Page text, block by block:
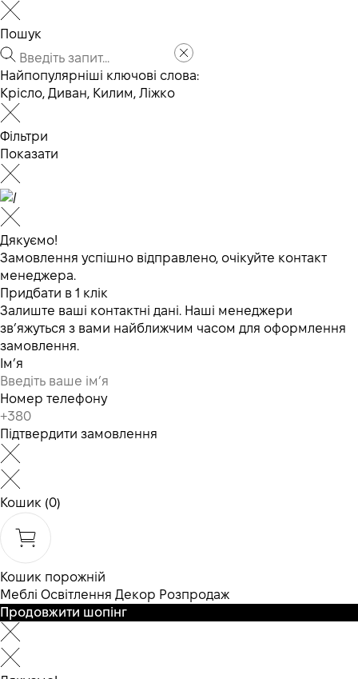
Пошук
Найпопулярніші ключові слова:
Крісло, Диван, Килим, Ліжко
Фільтри
Показати
Дякуємо!
Замовлення успішно відправлено, очікуйте контакт
менеджера.
Придбати в 1 клік
Залиште ваші контактні дані. Наші менеджери
зв’яжуться з вами найближчим часом для оформлення
замовлення.
Ім’я
Номер телефону
Підтвердити замовлення
Кошик (0)
Кошик порожній
Меблі Освітлення Декор Розпродаж
Продовжити шопінг